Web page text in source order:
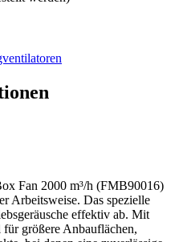
Fan 2000 m³/h (FMB90016)
Arbeitsweise. Das spezielle
effektiv ab. Mit
größere Anbauflächen,